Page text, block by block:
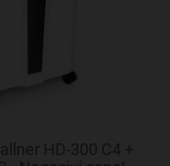
HD-300 C4 +